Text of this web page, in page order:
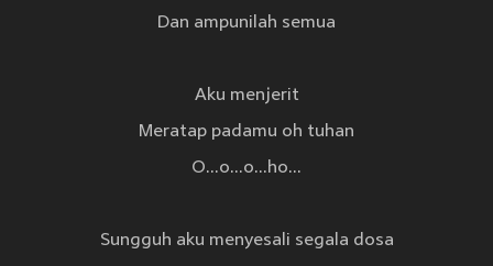
Dan ampunilah semua
Aku menjerit
Meratap padamu oh tuhan
O...o...o...ho...
Sungguh aku menyesali segala dosa